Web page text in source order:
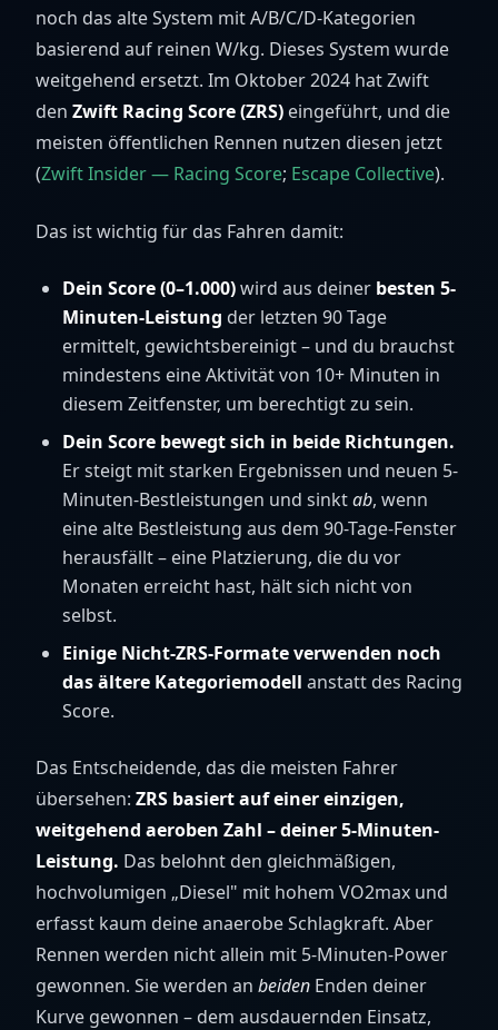
noch das alte System mit A/B/C/D-Kategorien
basierend auf reinen W/kg. Dieses System wurde
weitgehend ersetzt. Im Oktober 2024 hat Zwift
den Zwift Racing Score (ZRS) eingeführt, und die
meisten öffentlichen Rennen nutzen diesen jetzt
(Zwift Insider — Racing Score; Escape Collective).
Das ist wichtig für das Fahren damit:
Dein Score (0–1.000)wird aus deiner besten 5-
Minuten-Leistung der letzten 90 Tage
ermittelt, gewichtsbereinigt – und du brauchst
mindestens eine Aktivität von 10+ Minuten in
diesem Zeitfenster, um berechtigt zu sein.
Dein Score bewegt sich in beide Richtungen.
Er steigt mit starken Ergebnissen und neuen 5-
Minuten-Bestleistungen und sinktab, wenn
eine alte Bestleistung aus dem 90-Tage-Fenster
herausfällt – eine Platzierung, die du vor
Monaten erreicht hast, hält sich nicht von
selbst.
Einige Nicht-ZRS-Formate verwenden noch
das ältere Kategoriemodell anstatt des Racing
Score.
Das Entscheidende, das die meisten Fahrer
übersehen: ZRS basiert auf einer einzigen,
weitgehend aeroben Zahl – deiner 5-Minuten-
Leistung. Das belohnt den gleichmäßigen,
hochvolumigen „Diesel" mit hohem VO2max und
erfasst kaum deine anaerobe Schlagkraft. Aber
Rennen werden nicht allein mit 5-Minuten-Power
gewonnen. Sie werden an beiden Enden deiner
Kurve gewonnen – dem ausdauernden Einsatz,